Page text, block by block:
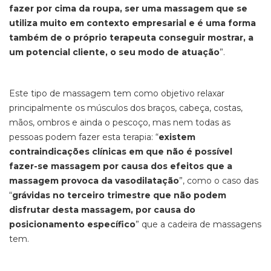
fazer por cima da roupa, ser uma massagem que se
utiliza muito em contexto empresarial e é uma forma
também de o próprio terapeuta conseguir mostrar, a
um potencial cliente, o seu modo de atuação”.
Este tipo de massagem tem como objetivo relaxar
principalmente os músculos dos braços, cabeça, costas,
mãos, ombros e ainda o pescoço, mas nem todas as
pessoas podem fazer esta terapia: “existem
contraindicações clínicas em que não é possível
fazer-se massagem por causa dos efeitos que a
massagem provoca da vasodilatação”, como o caso das
“grávidas no terceiro trimestre que não podem
disfrutar desta massagem, por causa do
posicionamento específico” que a cadeira de massagens
tem.